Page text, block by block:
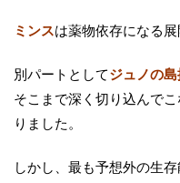
ミンスは薬物依存になる
別パートとしてジュノの
そこまで深く切り込んで
りました。
しかし、最も予想外の生